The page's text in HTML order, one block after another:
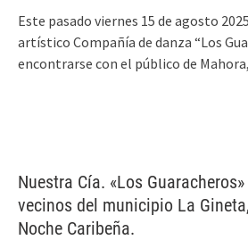
Este pasado viernes 15 de agosto
artístico Compañía de danza “Los
encontrarse con el público de
Nuestra Cía. «Los
vecinos del municipio La
Noche Caribeña.